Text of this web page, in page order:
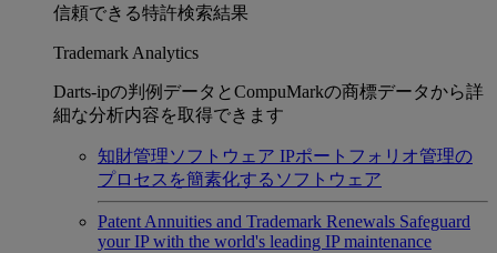
信頼できる特許検索結果
Trademark Analytics
Darts-ipの判例データとCompuMarkの商標データから詳
細な分析内容を取得できます
知財管理ソフトウェア IPポートフォリオ管理の
プロセスを簡素化するソフトウェア
Patent Annuities and Trademark Renewals Safeguard
your IP with the world's leading IP maintenance